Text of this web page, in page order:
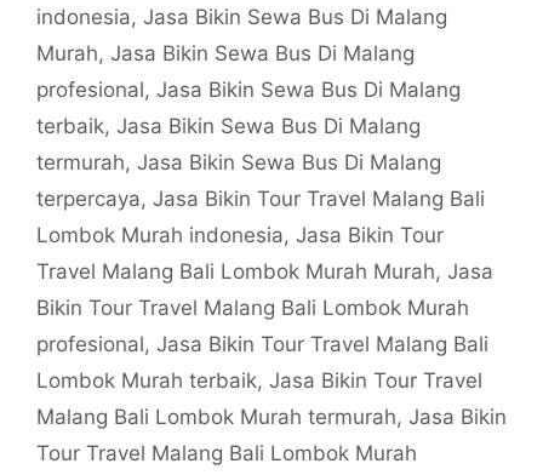
indonesia, Jasa Bikin Sewa Bus Di Malang
Murah, Jasa Bikin Sewa Bus Di Malang
profesional, Jasa Bikin Sewa Bus Di Malang
terbaik, Jasa Bikin Sewa Bus Di Malang
termurah, Jasa Bikin Sewa Bus Di Malang
terpercaya, Jasa Bikin Tour Travel Malang Bali
Lombok Murah indonesia, Jasa Bikin Tour
Travel Malang Bali Lombok Murah Murah, Jasa
Bikin Tour Travel Malang Bali Lombok Murah
profesional, Jasa Bikin Tour Travel Malang Bali
Lombok Murah terbaik, Jasa Bikin Tour Travel
Malang Bali Lombok Murah termurah, Jasa Bikin
Tour Travel Malang Bali Lombok Murah